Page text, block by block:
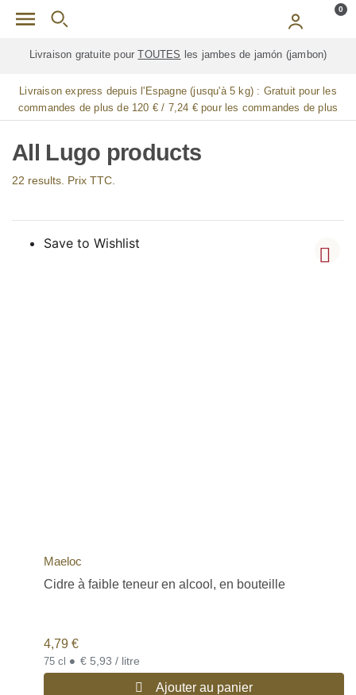
Skip to main content 0
Livraison gratuite pourTOUTES les jambes de jamón (jambon)
Livraison express depuis l'Espagne (jusqu'à 5 kg) : Gratuit pour les
commandes de plus de 120 € / 7,24 € pour les commandes de plus
de 90 € / 14,48 € pour les commandes de plus de 60 € / 21,72 € pour
les commandes de plus de 30 €
All Lugo products
22 results. Prix TTC.
Save to Wishlist
Maeloc
Cidre à faible teneur en alcool, en bouteille
4,79 €
75 cl • € 5,93 / litre
Ajouter au panier